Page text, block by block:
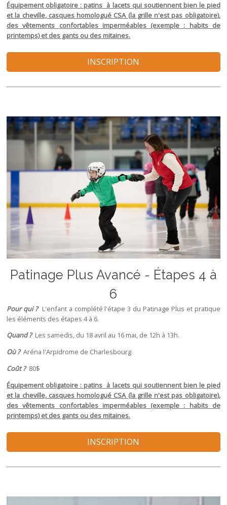
Équipement obligatoire : patins à lacets qui soutiennent bien le pied
et la cheville, casques homologué CSA (la grille n'est pas obligatoire),
des vêtements confortables imperméables (exemple : habits de
printemps) et des gants ou des mitaines.
INSCRIPTION
Patinage Plus Avancé - Étapes 4 à
6
Pour qui ? L'enfant a complété l'étape 3 du Patinage Plus et pratique
les éléments des étapes 4 à 6.
Quand ?Les samedis, du 18 avril au 16 mai, de 12h à 13h.
Où ?Aréna l'Arpidrome de Charlesbourg
Coût ? 80$
Équipement obligatoire : patins à lacets qui soutiennent bien le pied
et la cheville, casques homologué CSA (la grille n'est pas obligatoire),
des vêtements confortables imperméables (exemple : habits de
printemps) et des gants ou des mitaines.
INSCRIPTION